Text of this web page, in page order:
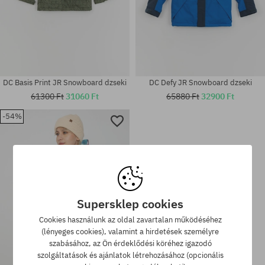
Elérhető méretek:
163; 175
DC Basis Print JR Snowboard dzseki
61300 Ft31060 Ft
DC Defy JR Snowboard dzseki
65880 Ft32900 Ft
-54%
Supersklep cookies
Cookies használunk az oldal zavartalan működéséhez
(lényeges cookies), valamint a hirdetések személyre
szabásához, az Ön érdeklődési köréhez igazodó
szolgáltatások és ajánlatok létrehozásához (opcionális